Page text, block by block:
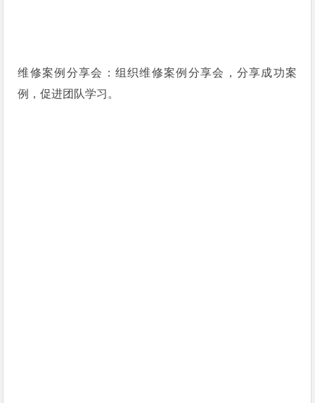
维修案例分享会：组织维修案例分享会，分享成功案
例，促进团队学习。